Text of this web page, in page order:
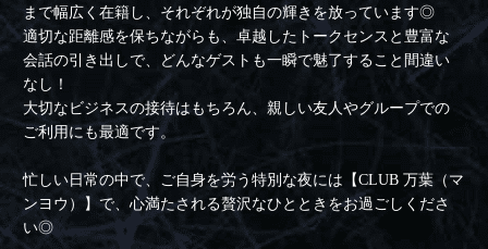
まで幅広く在籍し、それぞれが独自の輝きを放っています◎
適切な距離感を保ちながらも、卓越したトークセンスと豊富な
会話の引き出しで、どんなゲストも一瞬で魅了すること間違い
なし！
大切なビジネスの接待はもちろん、親しい友人やグループでの
ご利用にも最適です。
忙しい日常の中で、ご自身を労う特別な夜には【CLUB 万葉（マ
ンヨウ）】で、心満たされる贅沢なひとときをお過ごしくださ
い◎